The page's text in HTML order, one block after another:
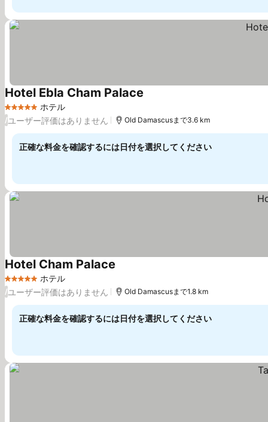
5 ホテルのランク
ホテル
Hotel Ebla Cham Palace
/ユーザー評価はありません Old Damascusまで3.6 km
正確な料金を確認するには日付を選択してください
5 ホテルのランク
ホテル
Hotel Cham Palace
/ユーザー評価はありません Old Damascusまで1.8 km
正確な料金を確認するには日付を選択してください